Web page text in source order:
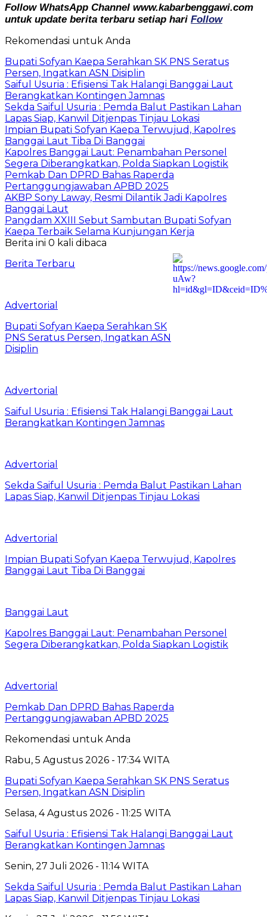
Follow WhatsApp Channel www.kabarbenggawi.com
untuk update berita terbaru setiap hari Follow
Rekomendasi untuk Anda
Bupati Sofyan Kaepa Serahkan SK PNS Seratus
Persen, Ingatkan ASN Disiplin
Saiful Usuria : Efisiensi Tak Halangi Banggai Laut
Berangkatkan Kontingen Jamnas
Sekda Saiful Usuria : Pemda Balut Pastikan Lahan
Lapas Siap, Kanwil Ditjenpas Tinjau Lokasi
Impian Bupati Sofyan Kaepa Terwujud, Kapolres
Banggai Laut Tiba Di Banggai
Kapolres Banggai Laut: Penambahan Personel
Segera Diberangkatkan, Polda Siapkan Logistik
Pemkab Dan DPRD Bahas Raperda
Pertanggungjawaban APBD 2025
AKBP Sony Laway, Resmi Dilantik Jadi Kapolres
Banggai Laut
Pangdam XXIII Sebut Sambutan Bupati Sofyan
Kaepa Terbaik Selama Kunjungan Kerja
Berita ini 0 kali dibaca
Berita Terbaru
Advertorial
Bupati Sofyan Kaepa Serahkan SK
PNS Seratus Persen, Ingatkan ASN
Disiplin
Advertorial
Saiful Usuria : Efisiensi Tak Halangi Banggai Laut
Berangkatkan Kontingen Jamnas
Advertorial
Sekda Saiful Usuria : Pemda Balut Pastikan Lahan
Lapas Siap, Kanwil Ditjenpas Tinjau Lokasi
Advertorial
Impian Bupati Sofyan Kaepa Terwujud, Kapolres
Banggai Laut Tiba Di Banggai
Banggai Laut
Kapolres Banggai Laut: Penambahan Personel
Segera Diberangkatkan, Polda Siapkan Logistik
Advertorial
Pemkab Dan DPRD Bahas Raperda
Pertanggungjawaban APBD 2025
Rekomendasi untuk Anda
Rabu, 5 Agustus 2026 - 17:34 WITA
Bupati Sofyan Kaepa Serahkan SK PNS Seratus
Persen, Ingatkan ASN Disiplin
Selasa, 4 Agustus 2026 - 11:25 WITA
Saiful Usuria : Efisiensi Tak Halangi Banggai Laut
Berangkatkan Kontingen Jamnas
Senin, 27 Juli 2026 - 11:14 WITA
Sekda Saiful Usuria : Pemda Balut Pastikan Lahan
Lapas Siap, Kanwil Ditjenpas Tinjau Lokasi